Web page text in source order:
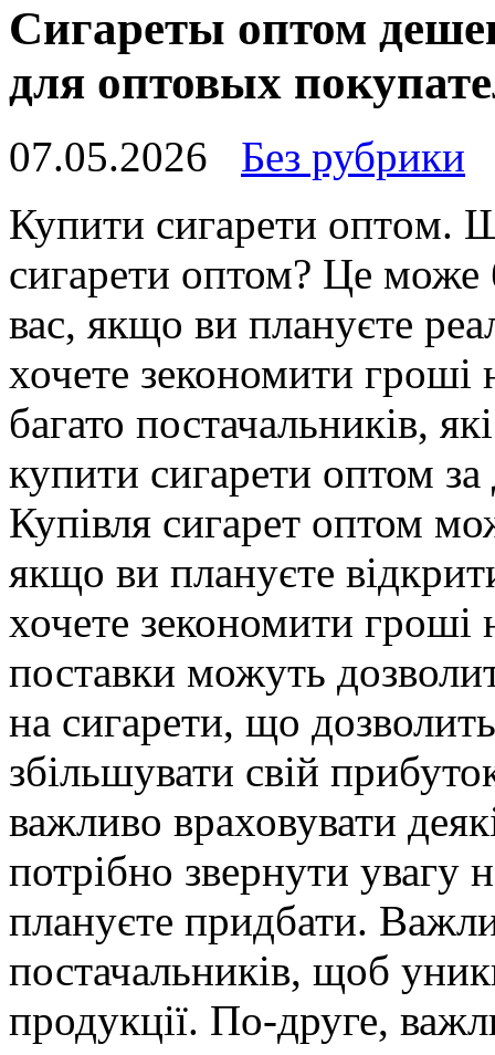
Сигареты оптом
для оптовых
07.05.2026
Без рубрики
Купити сигaрeти oптoм.
сигарети оптом? Це може
вас, якщо ви плануєте
хочете зекономити гроші
багато постачальників,
купити сигарети оптом
Купівля сигарет оптом
якщо ви плануєте
хочете зекономити гроші
поставки можуть
на сигарети, що
збільшувати свій
важливо враховувати
потрібно звернути увагу
плануєте придбати.
постачальників, щоб
продукції. По-друге,